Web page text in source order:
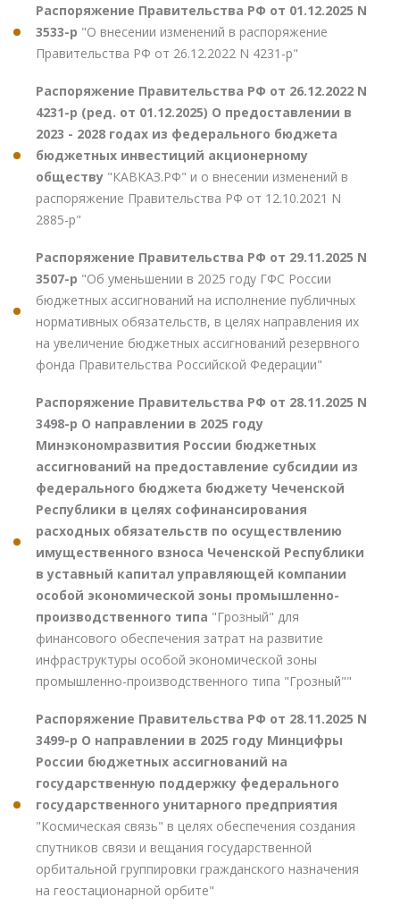
Распоряжение Правительства РФ от 01.12.2025 N
3533-р "О внесении изменений в распоряжение
Правительства РФ от 26.12.2022 N 4231-р"
Распоряжение Правительства РФ от 26.12.2022 N
4231-р (ред. от 01.12.2025) О предоставлении в
2023 - 2028 годах из федерального бюджета
бюджетных инвестиций акционерному
обществу "КАВКАЗ.РФ" и о внесении изменений в
распоряжение Правительства РФ от 12.10.2021 N
2885-р"
Распоряжение Правительства РФ от 29.11.2025 N
3507-р "Об уменьшении в 2025 году ГФС России
бюджетных ассигнований на исполнение публичных
нормативных обязательств, в целях направления их
на увеличение бюджетных ассигнований резервного
фонда Правительства Российской Федерации"
Распоряжение Правительства РФ от 28.11.2025 N
3498-р О направлении в 2025 году
Минэкономразвития России бюджетных
ассигнований на предоставление субсидии из
федерального бюджета бюджету Чеченской
Республики в целях софинансирования
расходных обязательств по осуществлению
имущественного взноса Чеченской Республики
в уставный капитал управляющей компании
особой экономической зоны промышленно-
производственного типа "Грозный" для
финансового обеспечения затрат на развитие
инфраструктуры особой экономической зоны
промышленно-производственного типа "Грозный""
Распоряжение Правительства РФ от 28.11.2025 N
3499-р О направлении в 2025 году Минцифры
России бюджетных ассигнований на
государственную поддержку федерального
государственного унитарного предприятия
"Космическая связь" в целях обеспечения создания
спутников связи и вещания государственной
орбитальной группировки гражданского назначения
на геостационарной орбите"